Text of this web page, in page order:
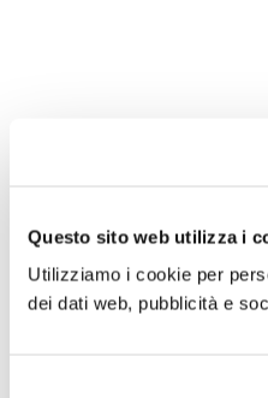
Questo sito web utilizza i
Utilizziamo i cookie per
dei dati web, pubblicità e